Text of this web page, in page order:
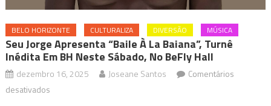
BELO HORIZONTE CULTURALIZA DIVERSÃO MÚSICA
Seu Jorge Apresenta “Baile À La Baiana”, Turnê
Inédita Em BH Neste Sábado, No BeFly Hall
dezembro 16, 2025 Joseane Santos
Comentários
desativadosem